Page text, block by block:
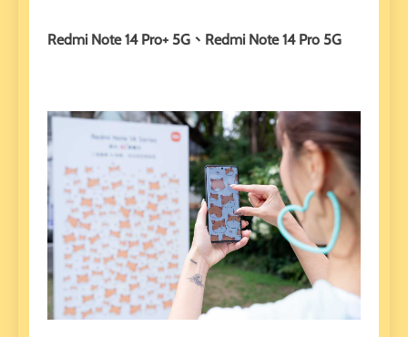
Redmi Note 14 Pro+ 5G、Redmi Note 14 Pro 5G